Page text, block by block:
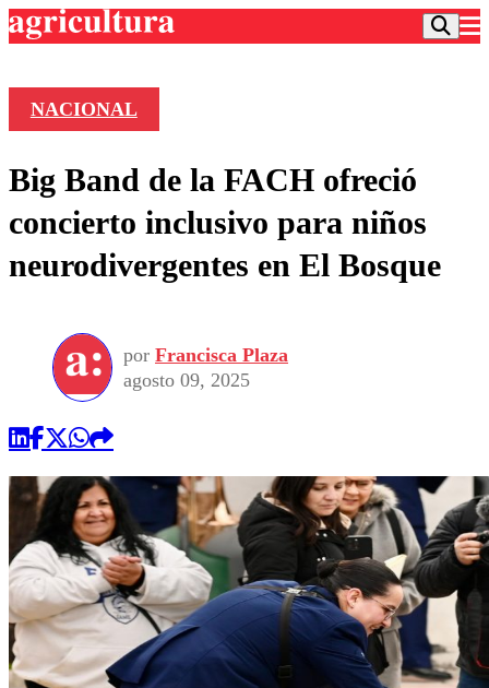
Frecuencias
Agricultura TV
Deportes
Colo Colo
Seleccion Chilena
Torneo Internacional
Universidad de Chile
Entretención
Economía
Internacional
Sustentabilidad
Publicaciones en medios
Opinión
NACIONAL
Big Band de la FACH ofreció
concierto inclusivo para niños
neurodivergentes en El Bosque
por Francisca Plaza
agosto 09, 2025